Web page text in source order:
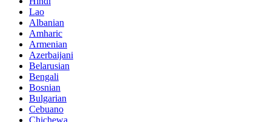
Lao
Albanian
Amharic
Armenian
Azerbaijani
Belarusian
Bengali
Bosnian
Bulgarian
Cebuano
Chichewa